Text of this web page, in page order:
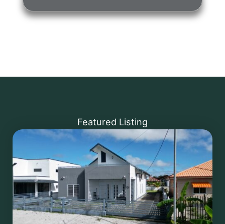
Featured Listing